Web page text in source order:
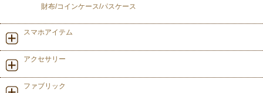
財布/コインケース/パスケース
スマホアイテム
アクセサリー
ファブリック